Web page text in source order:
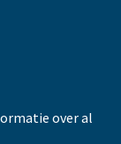
over al